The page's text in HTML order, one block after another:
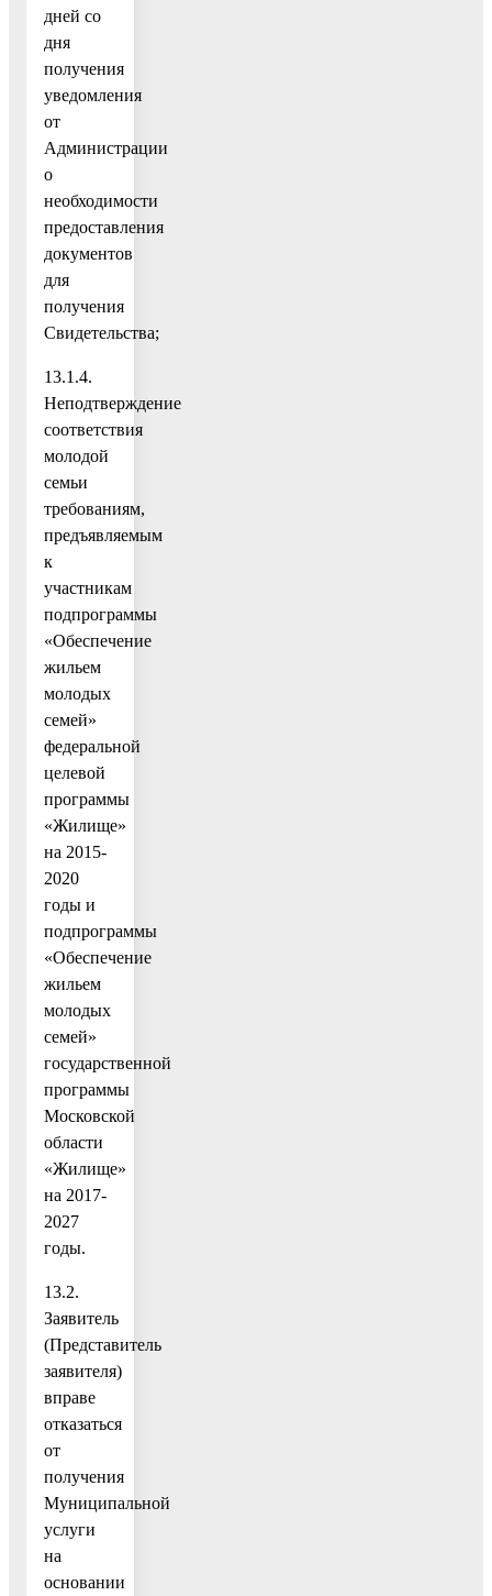
дней со
дня
получения
уведомления
от
Администрации
о
необходимости
предоставления
документов
для
получения
Свидетельства;
13.1.4.
Неподтверждение
соответствия
молодой
семьи
требованиям,
предъявляемым
к
участникам
подпрограммы
«Обеспечение
жильем
молодых
семей»
федеральной
целевой
программы
«Жилище»
на 2015-
2020
годы и
подпрограммы
«Обеспечение
жильем
молодых
семей»
государственной
программы
Московской
области
«Жилище»
на 2017-
2027
годы.
13.2.
Заявитель
(Представитель
заявителя)
вправе
отказаться
от
получения
Муниципальной
услуги
на
основании